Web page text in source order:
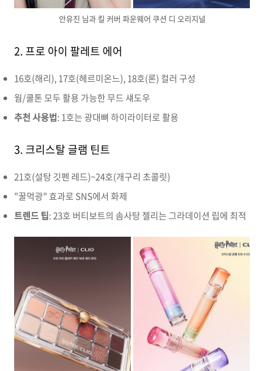
안유진 님과 킬 커버 파운웨어 쿠션 디 오리지널
2. 프로 아이 팔레트 에어
16호(해리), 17호(헤르미온느), 18호(론) 컬러 구성
웜/쿨톤 모두 활용 가능한 무드 섀도우
추천 사용법: 1호는 광대뼈 하이라이터로 활용
3. 크리스탈 글램 틴트
21호(설탕 깃펜 레드)~24호(개구리 초콜릿)
"꿀먹광" 효과로 SNS에서 화제
트렌드 팁: 23호 버티보트의 솜사탕 젤리는 그라데이션 립에 최적